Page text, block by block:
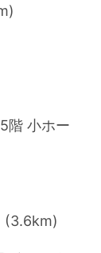
階 小ホー
(3.6km)